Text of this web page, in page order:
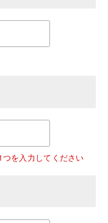
を入力してください